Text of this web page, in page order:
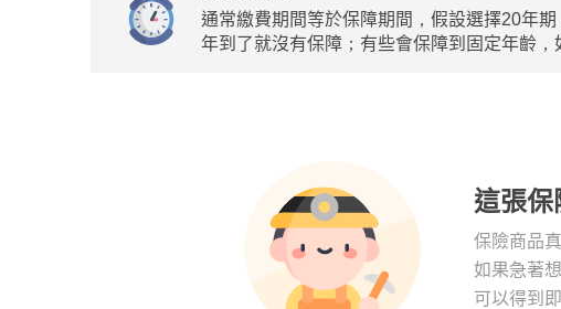
通常繳費期間等於保障期間，假設選擇20年
年到了就沒有保障；有些會保障到固定年齡，
這張
保險商品
如果急著
可以得到